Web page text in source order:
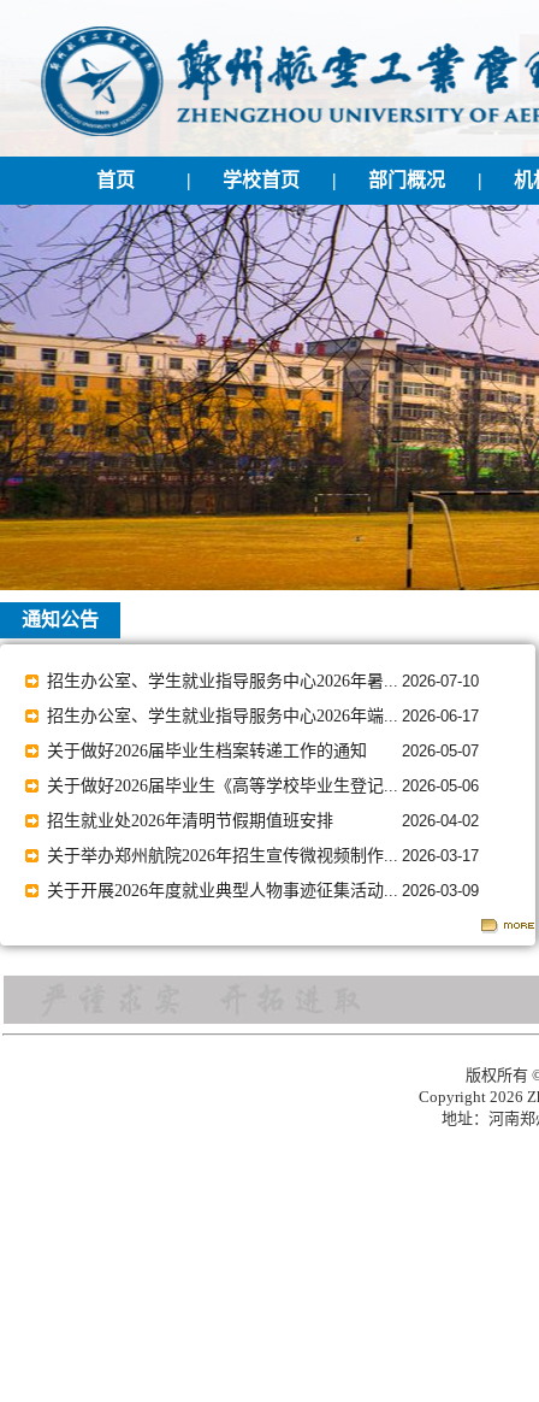
首页 | 学校首页 | 部门概况 | 机
通知公告
招生办公室、学生就业指导服务中心2026年暑... 2026-07-10
招生办公室、学生就业指导服务中心2026年端... 2026-06-17
关于做好2026届毕业生档案转递工作的通知
2026-05-07
关于做好2026届毕业生《高等学校毕业生登记... 2026-05-06
招生就业处2026年清明节假期值班安排
2026-04-02
关于举办郑州航院2026年招生宣传微视频制作... 2026-03-17
关于开展2026年度就业典型人物事迹征集活动... 2026-03-09
版权所有
Copyright 2026
地址：河南